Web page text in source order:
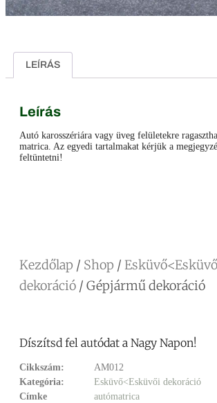
LEÍRÁS
Leírás
Autó karosszériára vagy üveg felületekre
matrica. Az egyedi tartalmakat kérjük a
feltüntetni!
Kezdőlap / Shop /
dekoráció / Gépjármű dekoráció
Díszítsd fel autódat a Nagy Napon!
Cikkszám:
AM012
Kategória:
Esküvő<Esküvői dekoráció
Címke
autómatrica